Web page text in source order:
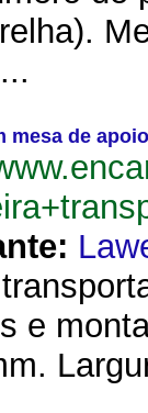
mesa de apoio
e